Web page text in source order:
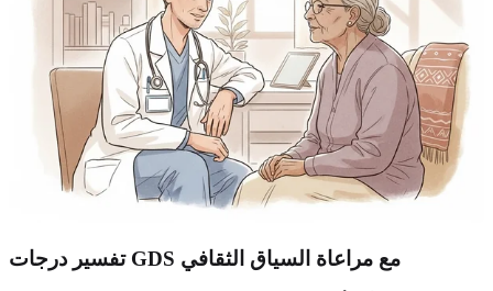
تفسير درجات GDS مع مراعاة السياق الثقافي